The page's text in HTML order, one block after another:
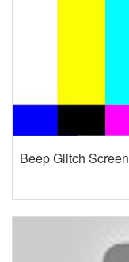
Beep Glitch Screen